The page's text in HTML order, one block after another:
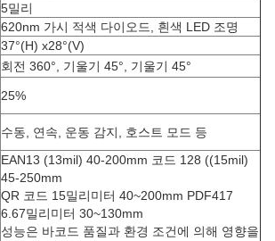
5밀리
620nm 가시 적색 다이오드, 흰색 LED 조명
37°(H) x28°(V)
회전 360°, 기울기 45°, 기울기 45°
25%
수동, 연속, 운동 감지, 호스트 모드 등
EAN13 (13mil) 40-200mm 코드 128 ((15mil)
45-250mm
QR 코드 15밀리미터 40~200mm PDF417
6.67밀리미터 30~130mm
성능은 바코드 품질과 환경 조건에 의해 영향을